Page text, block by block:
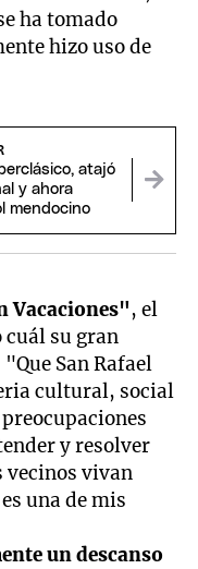
ha tomado
hizo uso de
atajó
y ahora
mendocino
Vacaciones", el
su gran
San Rafael
cultural, social
y resolver
vecinos vivan
una de mis
un descanso